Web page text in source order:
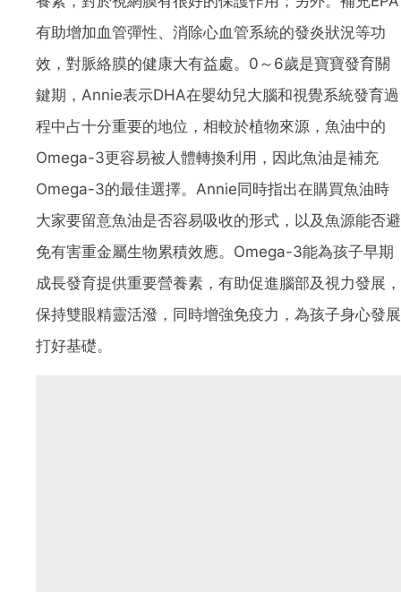
有助增加血管彈性、消除心血管系統的發炎狀況等功
效，對脈絡膜的健康大有益處。0～6歲是寶寶發育關
鍵期，Annie表示DHA在嬰幼兒大腦和視覺系統發育過
程中占十分重要的地位，相較於植物來源，魚油中的
Omega-3更容易被人體轉換利用，因此魚油是補充
Omega-3的最佳選擇。Annie同時指出在購買魚油時
大家要留意魚油是否容易吸收的形式，以及魚源能否避
免有害重金屬生物累積效應。Omega-3能為孩子早期
成長發育提供重要營養素，有助促進腦部及視力發展，
保持雙眼精靈活潑，同時增強免疫力，為孩子身心發展
打好基礎。